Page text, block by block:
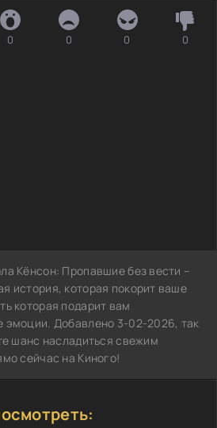
0 0 0 0
Кёнсон: Пропавшие без вести –
история, которая покорит ваше
которая подарит вам
эмоции. Добавлено 3-02-2026, так
шанс насладиться свежим
сейчас на Киного!